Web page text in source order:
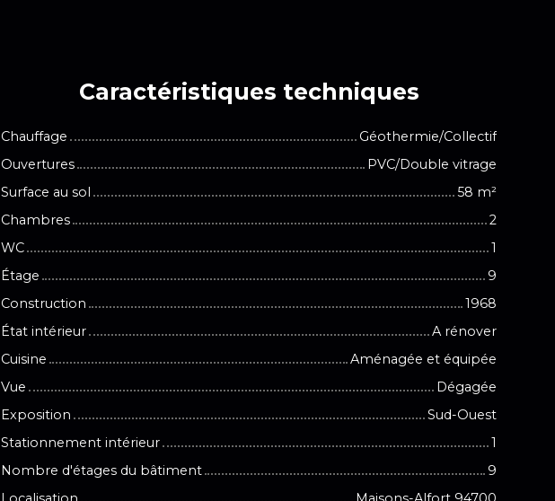
Caractéristiques techniques
Chauffage
Géothermie/Collectif
Ouvertures
PVC/Double vitrage
Surface au sol
58 m²
Chambres
2
WC
1
Étage
9
Construction
1968
État intérieur
A rénover
Cuisine
Aménagée et équipée
Vue
Dégagée
Exposition
Sud-Ouest
Stationnement intérieur
1
Nombre d'étages du bâtiment
9